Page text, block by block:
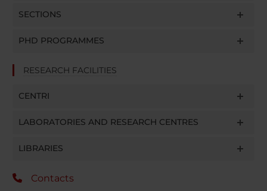
SECTIONS
PHD PROGRAMMES
RESEARCH FACILITIES
CENTRI
LABORATORIES AND RESEARCH CENTRES
LIBRARIES
Contacts